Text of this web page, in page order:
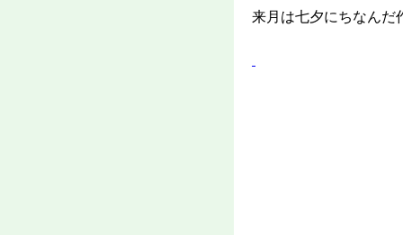
来月は七夕にちなん